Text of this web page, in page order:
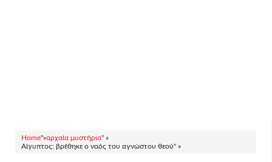
Home"»αρχαία μυστήρια" »
Αίγυπτος: βρέθηκε ο ναός του αγνώστου θεού" »